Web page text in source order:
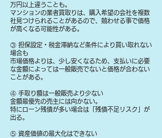
万円以上違うことも。
マンションの業者買取りは、購入希望の会社を複数
社見つけられることがあるので、競わせる事で価格
が高くなる可能性がある。
③ 担保設定・税金滞納など条件により買い取れない
場合も
​市場価格よりは、少し安くなるため、支払いに必要
な金額によっては一般販売でないと価格が合わない
ことがある。
④ 手取り額は一般販売より少ない
金額最優先の売主には向かない。
特にローン残債が多い場合は「残債不足リスク」が
出る。
⑤ 資産価値の最大化はできない